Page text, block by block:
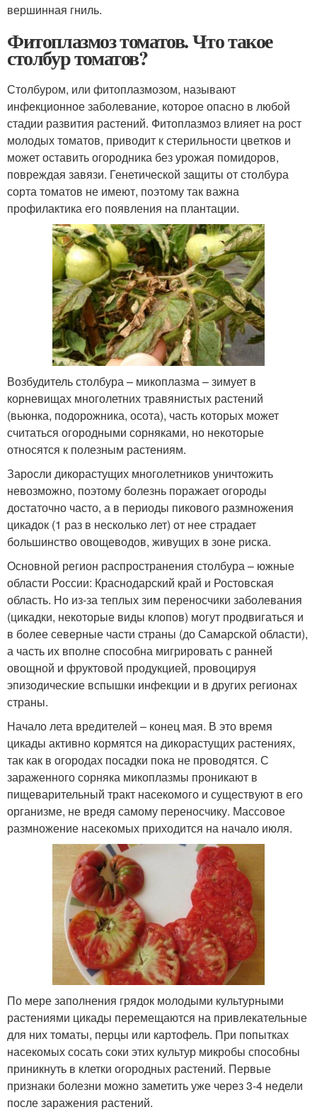
вершинная гниль.
Фитоплазмоз томатов. Что такое
столбур томатов?
Столбуром, или фитоплазмозом, называют
инфекционное заболевание, которое опасно в любой
стадии развития растений. Фитоплазмоз влияет на рост
молодых томатов, приводит к стерильности цветков и
может оставить огородника без урожая помидоров,
повреждая завязи. Генетической защиты от столбура
сорта томатов не имеют, поэтому так важна
профилактика его появления на плантации.
Возбудитель столбура – микоплазма – зимует в
корневищах многолетних травянистых растений
(вьюнка, подорожника, осота), часть которых может
считаться огородными сорняками, но некоторые
относятся к полезным растениям.
Заросли дикорастущих многолетников уничтожить
невозможно, поэтому болезнь поражает огороды
достаточно часто, а в периоды пикового размножения
цикадок (1 раз в несколько лет) от нее страдает
большинство овощеводов, живущих в зоне риска.
Основной регион распространения столбура – южные
области России: Краснодарский край и Ростовская
область. Но из-за теплых зим переносчики заболевания
(цикадки, некоторые виды клопов) могут продвигаться и
в более северные части страны (до Самарской области),
а часть их вполне способна мигрировать с ранней
овощной и фруктовой продукцией, провоцируя
эпизодические вспышки инфекции и в других регионах
страны.
Начало лета вредителей – конец мая. В это время
цикады активно кормятся на дикорастущих растениях,
так как в огородах посадки пока не проводятся. С
зараженного сорняка микоплазмы проникают в
пищеварительный тракт насекомого и существуют в его
организме, не вредя самому переносчику. Массовое
размножение насекомых приходится на начало июля.
По мере заполнения грядок молодыми культурными
растениями цикады перемещаются на привлекательные
для них томаты, перцы или картофель. При попытках
насекомых сосать соки этих культур микробы способны
приникнуть в клетки огородных растений. Первые
признаки болезни можно заметить уже через 3-4 недели
после заражения растений.